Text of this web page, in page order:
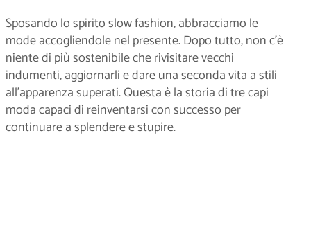
Sposando lo spirito slow fashion, abbracciamo le
mode accogliendole nel presente. Dopo tutto, non c’è
niente di più sostenibile che rivisitare vecchi
indumenti, aggiornarli e dare una seconda vita a stili
all’apparenza superati. Questa è la storia di tre capi
moda capaci di reinventarsi con successo per
continuare a splendere e stupire.